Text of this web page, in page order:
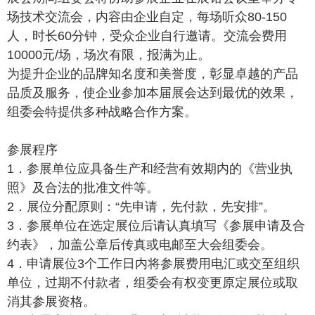
场技术交流会，内容由企业自定，每场听众80-150
人，时长60分钟，受众企业自行邀请。交流会费用
10000元/场，场次有限，报满为止。
为提升企业的品牌知名度和美誉度，彰显卓越的产品
品质及服务，使企业参加本届展会达到最优的效果，
组委会特提供多种战略合作方案。
参展程序
1．参展单位应具备生产和经营有效期内的《营业执
照》及合法的批准文件等。
2．展位分配原则：“先申请，先付款，先安排”。
3．参展单位在选定展位后请认真填写《参展申请及合
约表》，加盖公章后传真或电邮至大会组委会。
4．申请展位3个工作日内将参展费用电汇或交至组织
单位，过期不付款者，组委会有权变更原定展位或取
消其参展资格。